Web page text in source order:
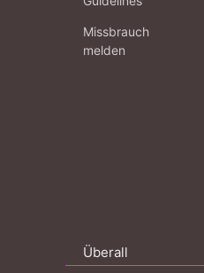
Missbrauch
melden
Überall